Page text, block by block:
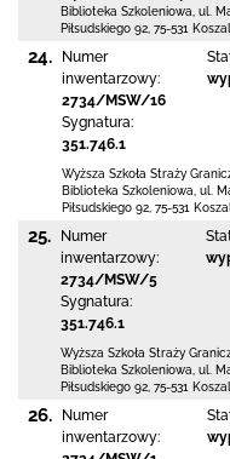
Biblioteka Szkoleniowa, ul.
Piłsudskiego 92 75-531
24.
Numer
inwentarzowy:
2734/MSW/16
Sygnatura:
351.746.1
Wyższa Szkoła Straży
Biblioteka Szkoleniowa, ul.
Piłsudskiego 92 75-531
25.
Numer
inwentarzowy:
2734/MSW/5
Sygnatura:
351.746.1
Wyższa Szkoła Straży
Biblioteka Szkoleniowa, ul.
Piłsudskiego 92 75-531
26.
Numer
inwentarzowy: